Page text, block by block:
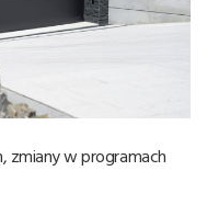
zmiany w programach